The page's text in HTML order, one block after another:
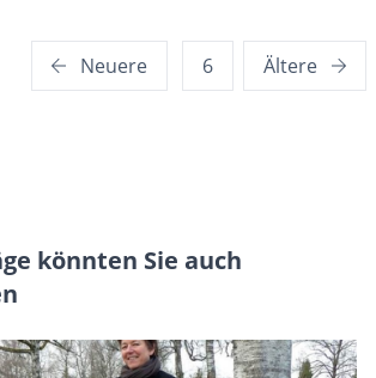
Neuere 6 Ältere
könnten Sie auch